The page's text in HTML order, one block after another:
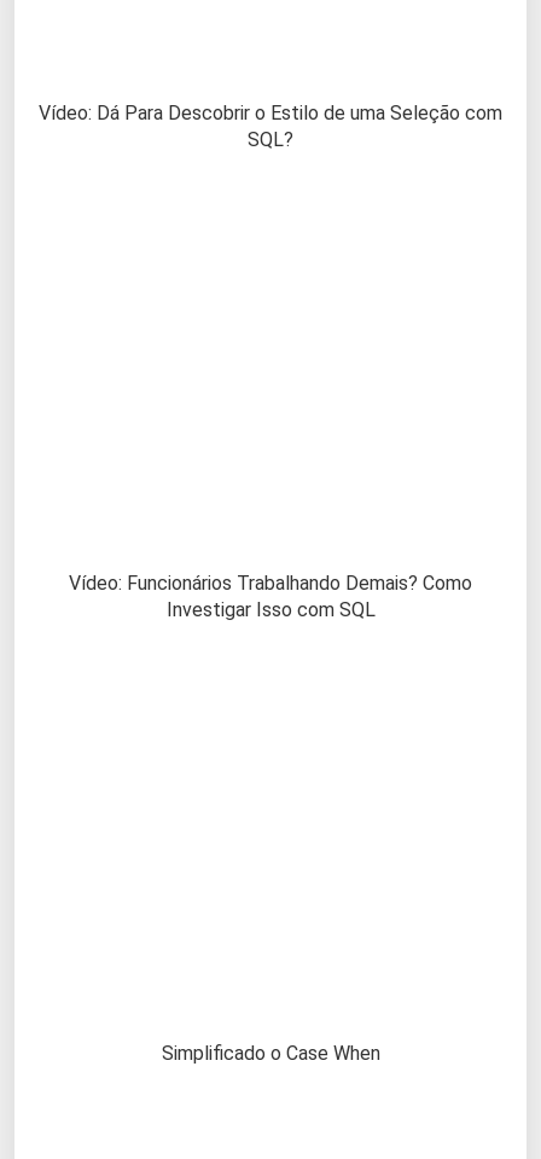
Vídeo: Dá Para Descobrir o Estilo de uma Seleção com
SQL?
Vídeo: Funcionários Trabalhando Demais? Como
Investigar Isso com SQL
Simplificado o Case When